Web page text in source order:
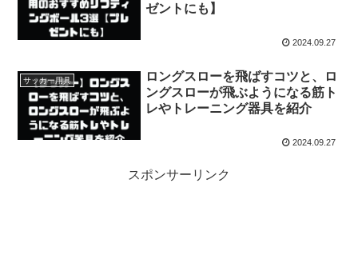
ゼントにも】
2024.09.27
サッカー用具
ロングスローを飛ばすコツと、ロ
ングスローが飛ぶようになる筋ト
レやトレーニング器具を紹介
2024.09.27
スポンサーリンク